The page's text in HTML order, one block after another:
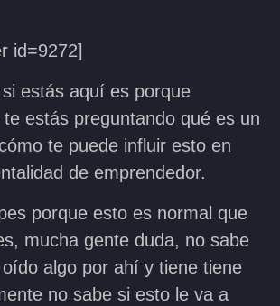
id=9272]
estás aquí es porque
estás preguntando qué es un
te puede influir esto en
de emprendedor.
porque esto es normal que
mucha gente duda, no sabe
oído algo por ahí y tiene tiene
no sabe si esto le va a